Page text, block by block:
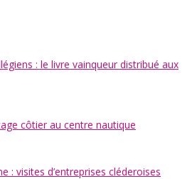
: le livre vainqueur distribué aux
côtier au centre nautique
: visites d’entreprises cléderoises